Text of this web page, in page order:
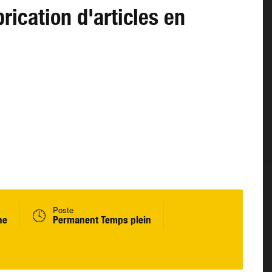
d'articles en
Poste
Permanent Temps plein